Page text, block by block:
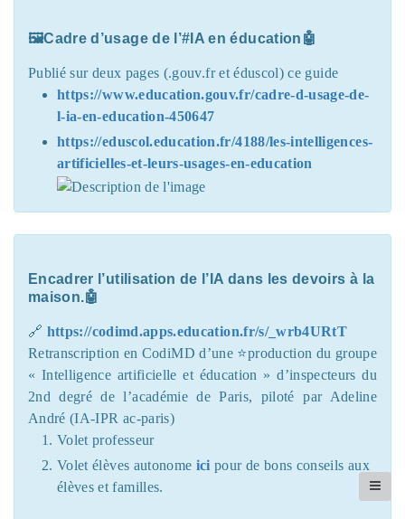
🖼Cadre d’usage de l’#IA en éducation🤖
Publié sur deux pages (.gouv.fr et éduscol) ce guide
https://www.education.gouv.fr/cadre-d-usage-de-
l-ia-en-education-450647
https://eduscol.education.fr/4188/les-intelligences-
artificielles-et-leurs-usages-en-education
Encadrer l’utilisation de l’IA dans les devoirs à la
maison.🤖
🔗 https://codimd.apps.education.fr/s/_wrb4URtT
Retranscription en CodiMD d’une ⭐production du groupe
« Intelligence artificielle et éducation » d’inspecteurs du
2nd degré de l’académie de Paris, piloté par Adeline
André (IA-IPR ac-paris)
Volet professeur
Volet élèves autonome ici pour de bons conseils aux
élèves et familles.